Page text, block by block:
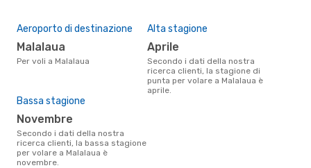
Aeroporto di destinazione
Malalaua
Per voli a Malalaua
Alta stagione
aprile
Secondo i dati della nostra
ricerca clienti, la stagione di
punta per volare a Malalaua è
aprile.
Bassa stagione
novembre
Secondo i dati della nostra
ricerca clienti, la bassa stagione
per volare a Malalaua è
novembre.